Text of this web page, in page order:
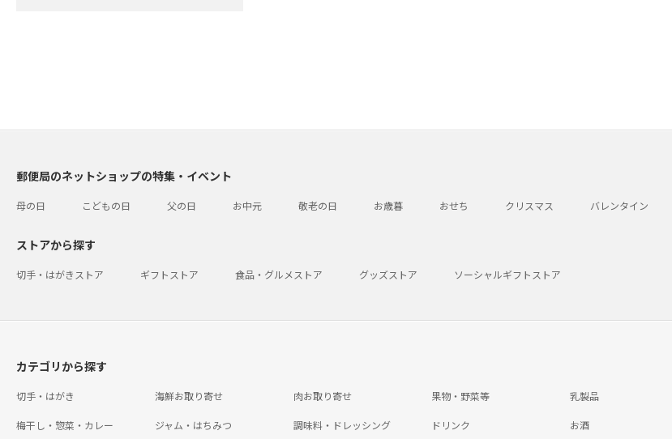
郵便局のネットショップの特集・イベント
母の日 こどもの日 父の日 お中元 敬老の日 お歳暮 おせち クリスマス バレンタイン
ストアから探す
切手・はがきストア ギフトストア 食品・グルメストア グッズストア ソーシャルギフトストア
カテゴリから探す
切手・はがき 海鮮お取り寄せ 肉お取り寄せ 果物・野菜等 乳製品
梅干し・惣菜・カレー ジャム・はちみつ 調味料・ドレッシング ドリンク お酒